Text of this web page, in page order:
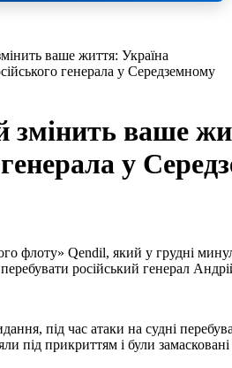
ваше життя: Україна
генерала у Середземному
змінить ваше
генерала у
російський генерал
під час атаки на судні
під прикриттям і були